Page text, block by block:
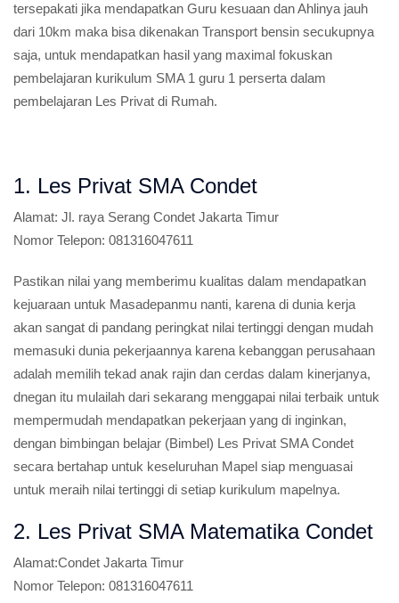
tersepakati jika mendapatkan Guru kesuaan dan Ahlinya jauh
dari 10km maka bisa dikenakan Transport bensin secukupnya
saja, untuk mendapatkan hasil yang maximal fokuskan
pembelajaran kurikulum SMA 1 guru 1 perserta dalam
pembelajaran Les Privat di Rumah.
1. Les Privat SMA Condet
Alamat: Jl. raya Serang Condet Jakarta Timur
Nomor Telepon: 081316047611
Pastikan nilai yang memberimu kualitas dalam mendapatkan
kejuaraan untuk Masadepanmu nanti, karena di dunia kerja
akan sangat di pandang peringkat nilai tertinggi dengan mudah
memasuki dunia pekerjaannya karena kebanggan perusahaan
adalah memilih tekad anak rajin dan cerdas dalam kinerjanya,
dnegan itu mulailah dari sekarang menggapai nilai terbaik untuk
mempermudah mendapatkan pekerjaan yang di inginkan,
dengan bimbingan belajar (Bimbel) Les Privat SMA Condet
secara bertahap untuk keseluruhan Mapel siap menguasai
untuk meraih nilai tertinggi di setiap kurikulum mapelnya.
2. Les Privat SMA Matematika Condet
Alamat:Condet Jakarta Timur
Nomor Telepon: 081316047611